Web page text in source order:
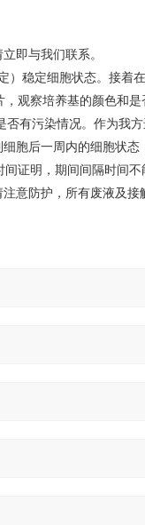
即与我们联系。
）稳定细胞状态。接着
观察培养基的颜色和
有污染情况。作为我方
胞后一周内的细胞状态
证明，期间间隔时间不
意防护，所有废液及接